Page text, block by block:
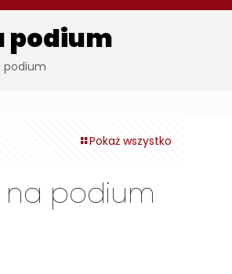
podium
podium
Pokaż wszystko
na podium